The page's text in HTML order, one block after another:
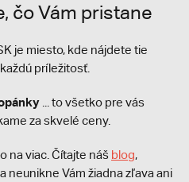
čo Vám pristane
je miesto, kde nájdete tie
príležitosť.
... to všetko pre vás
za skvelé ceny.
na viac. Čítajte náš blog,
neunikne Vám žiadna zľava ani